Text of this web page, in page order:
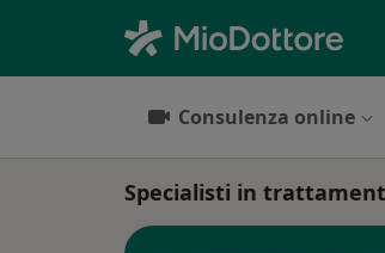
Consulenza online
Specialisti in